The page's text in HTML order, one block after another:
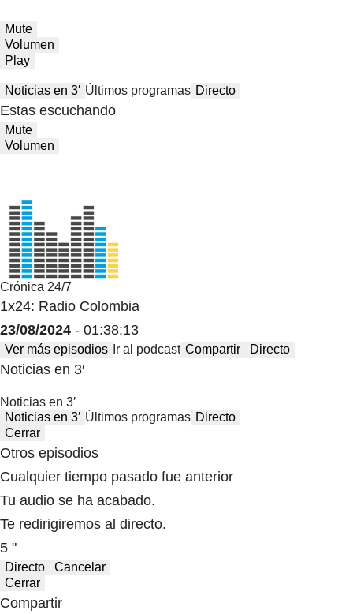
Mute
Volumen
Play
Noticias en 3′ Últimos programas Directo
Estas escuchando
Mute
Volumen
Crónica 24/7
1x24: Radio Colombia
23/08/2024 - 01:38:13
Ver más episodios Ir al podcast Compartir Directo
Noticias en 3′
Noticias en 3′
Noticias en 3′ Últimos programas Directo
Cerrar
Otros episodios
Cualquier tiempo pasado fue anterior
Tu audio se ha acabado.
Te redirigiremos al directo.
5 "
Directo
Cancelar
Cerrar
Compartir